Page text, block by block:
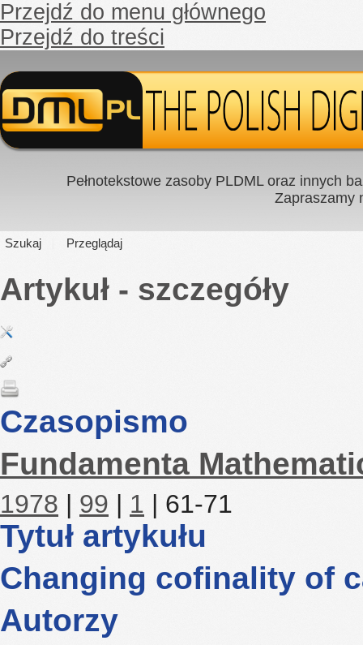
Przejdź do menu głównego
Przejdź do treści
Pełnotekstowe zasoby PLDML oraz innych
Zapraszamy
Szukaj Przeglądaj
Artykuł - szczegóły
Czasopismo
Fundamenta
1978 | 99 | 1 | 61-71
Tytuł artykułu
Changing cofinality of
Autorzy